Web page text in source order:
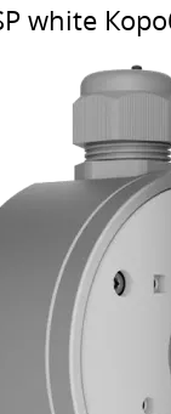
white